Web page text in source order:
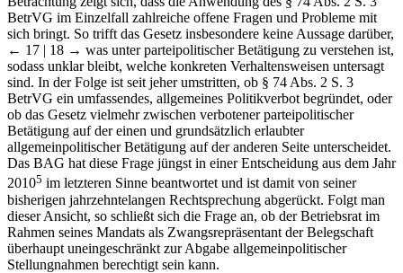
Betrachtung zeigt sich, dass die Anwendung des § 74 Abs. 2 S. 3
BetrVG im Einzelfall zahlreiche offene Fragen und Probleme mit
sich bringt. So trifft das Gesetz insbesondere keine Aussage darüber,
← 17 | 18 →was unter parteipolitischer Betätigung zu verstehen ist,
sodass unklar bleibt, welche konkreten Verhaltensweisen untersagt
sind. In der Folge ist seit jeher umstritten, ob § 74 Abs. 2 S. 3
BetrVG ein umfassendes, allgemeines Politikverbot begründet, oder
ob das Gesetz vielmehr zwischen verbotener parteipolitischer
Betätigung auf der einen und grundsätzlich erlaubter
allgemeinpolitischer Betätigung auf der anderen Seite unterscheidet.
Das BAG hat diese Frage jüngst in einer Entscheidung aus dem Jahr
20105im letzteren Sinne beantwortet und ist damit von seiner
bisherigen jahrzehntelangen Rechtsprechung abgerückt. Folgt man
dieser Ansicht, so schließt sich die Frage an, ob der Betriebsrat im
Rahmen seines Mandats als Zwangsrepräsentant der Belegschaft
überhaupt uneingeschränkt zur Abgabe allgemeinpolitischer